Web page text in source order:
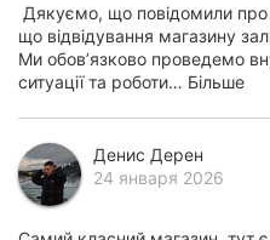
Дякуємо, що повідомили
що відвідування магазину
Ми обов’язково проведемо
ситуації та роботи… Більше
Денис Дерен
24 января 2026